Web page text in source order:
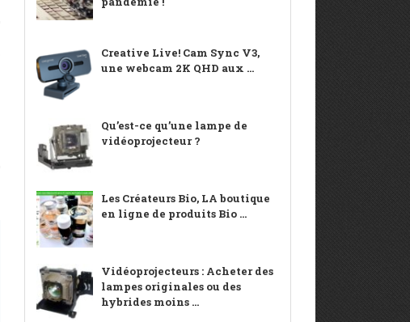
Creative Live! Cam Sync V3,
une webcam 2K QHD aux ...
Qu’est-ce qu’une lampe de
vidéoprojecteur ?
Les Créateurs Bio, LA boutique
en ligne de produits Bio ...
Vidéoprojecteurs : Acheter des
lampes originales ou des
hybrides moins ...